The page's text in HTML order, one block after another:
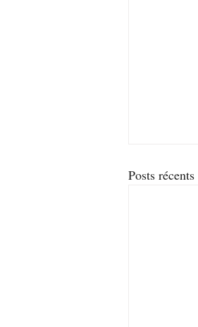
Posts récents